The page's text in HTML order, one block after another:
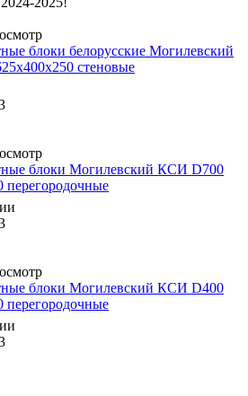
блоки белорусские Могилевский
стеновые
блоки Могилевский КСИ D700
перегородочные
блоки Могилевский КСИ D400
перегородочные